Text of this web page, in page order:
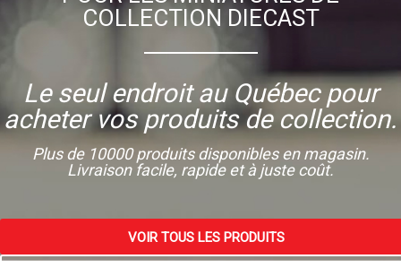
COLLECTION DIECAST
Le seul endroit au Québec pour
acheter vos produits de collection.
Plus de 10000 produits disponibles en magasin.
Livraison facile, rapide et à juste coût.
VOIR TOUS LES PRODUITS